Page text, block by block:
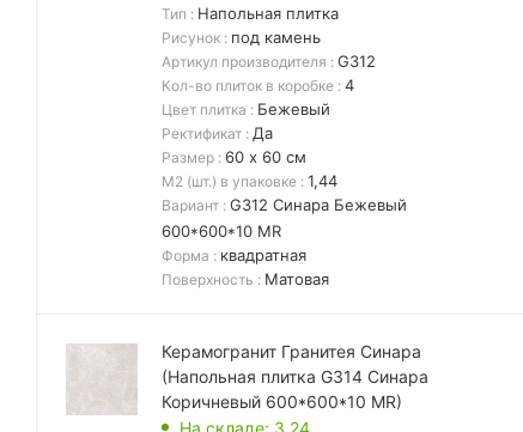
Тип : Напольная плитка
Рисунок : под камень
Артикул производителя : G312
Кол-во плиток в коробке : 4
Цвет плитка : Бежевый
Ректификат : Да
Размер : 60 х 60 см
М2 (шт.) в упаковке : 1,44
Вариант : G312 Синара Бежевый
600*600*10 MR
Форма : квадратная
Поверхность : Матовая
Керамогранит Гранитея Синара
(Напольная плитка G314 Синара
Коричневый 600*600*10 MR)
На складе: 3.24